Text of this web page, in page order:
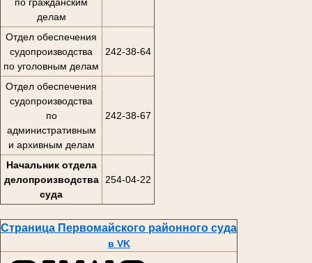
делам
Отдел обеспечения
судопроизводства
по уголовным делам
242-38-64
Отдел обеспечения
судопроизводства
по
административным
и архивным делам
242-38-67
Начальник отдела
делопроизводства
суда
254-04-22
Страница Первомайского районного суда
в VK